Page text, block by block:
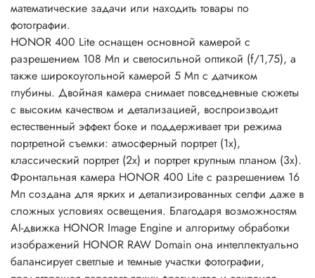
математические задачи или находить товары по
фотографии.
HONOR 400 Lite оснащен основной камерой с
разрешением 108 Мп и светосильной оптикой (f/1,75), а
также широкоугольной камерой 5 Мп с датчиком
глубины. Двойная камера снимает повседневные сюжеты
с высоким качеством и детализацией, воспроизводит
естественный эффект боке и поддерживает три режима
портретной съемки: атмосферный портрет (1x),
классический портрет (2x) и портрет крупным планом (3x).
Фронтальная камера HONOR 400 Lite с разрешением 16
Мп создана для ярких и детализированных селфи даже в
сложных условиях освещения. Благодаря возможностям
AI-движка HONOR Image Engine и алгоритму обработки
изображений HONOR RAW Domain она интеллектуально
балансирует светлые и темные участки фотографии,